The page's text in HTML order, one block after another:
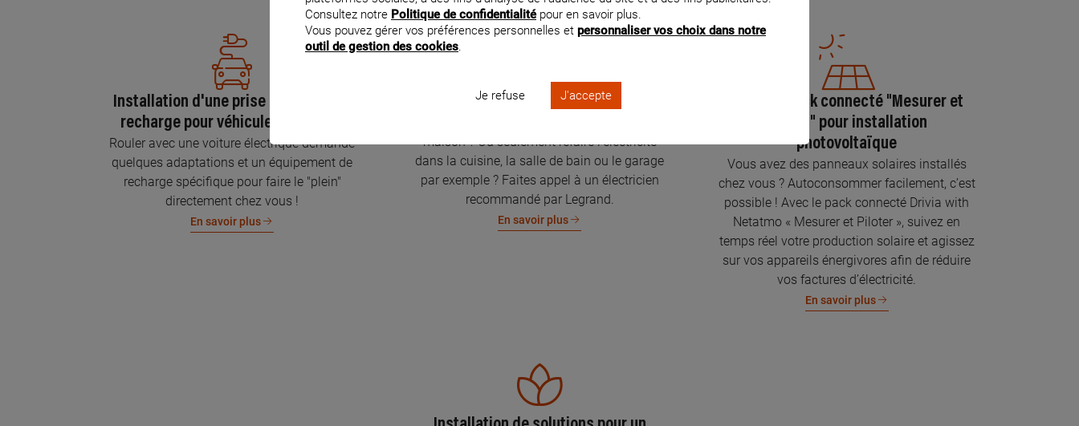
Installation d'une prise GREEN'UP de
recharge pour véhicule électrique
Rouler avec une voiture électrique demande
quelques adaptations et un équipement de
recharge spécifique pour faire le "plein"
directement chez vous !
En savoir plus
Rénovation électrique de la maison
maison ? Ou seulement refaire l'électricité
dans la cuisine, la salle de bain ou le garage
par exemple ? Faites appel à un électricien
recommandé par Legrand.
En savoir plus
Pose du pack connecté "Mesurer et
piloter" pour installation
photovoltaïque
Vous avez des panneaux solaires installés
chez vous ? Autoconsommer facilement, c’est
possible ! Avec le pack connecté Drivia with
Netatmo « Mesurer et Piloter », suivez en
temps réel votre production solaire et agissez
sur vos appareils énergivores afin de réduire
vos factures d’électricité.
En savoir plus
Consultez notre Politique de confidentialitépour en savoir plus.
Vous pouvez gérer vos préférences personnelles et personnaliser vos choix dans notre
outil de gestion des cookies.
Je refuse J'accepte